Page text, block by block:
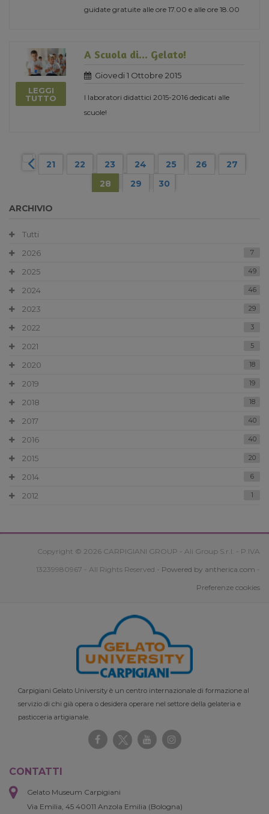
guidate gratuite alle ore 17.00 e alle ore 18.00
LEGGI
TUTTO
A Scuola di... Gelato!
Giovedi 1 Ottobre 2015
I laboratori didattici 2015-2016 dedicati alle
scuole!
21 22 23 24 25 26
27
28
29 30
ARCHIVIO
Tutti
2026
7
2025 49
2024 46
2023 29
2022 3
2021 5
2020 18
2019 19
2018 18
2017 40
2016 40
2015 20
2014 6
2012 1
Copyright © 2026 CARPIGIANI GROUP - Ali Group S.r.l. - P.IVA
13239980967 - All Rights Reserved - Powered by antherica.com -
Preferenze cookies
Carpigiani Gelato University è un centro internazionale di formazione al
servizio di chi già opera o desidera operare nel settore della gelateria e
pasticceria artigianale.
CONTATTI
Gelato Museum Carpigiani
Via Emilia, 45 40011 Anzola Emilia (Bologna)